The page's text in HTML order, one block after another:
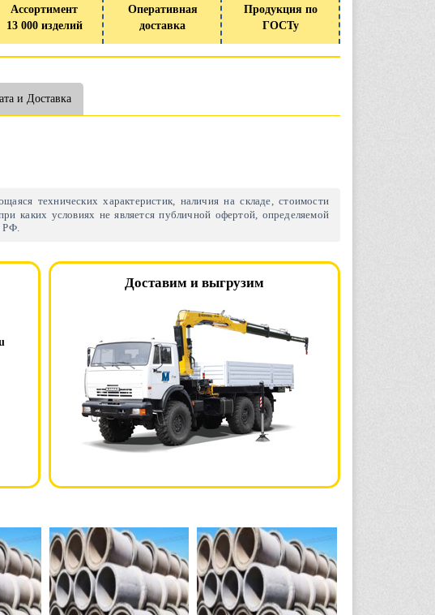
Ассортимент
13 000 изделий
Оперативная
доставка
Продукция по
ГОСТу
и Доставка
технических характеристик, наличия на складе, стоимости
каких условиях не является публичной офертой, определяемой
РФ.
Доставим и выгрузим